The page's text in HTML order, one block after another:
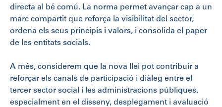
directa al bé comú. La norma permet avançar cap a un
marc compartit que reforça la visibilitat del sector,
ordena els seus principis i valors, i consolida el paper
de les entitats socials.
A més, considerem que la nova llei pot contribuir a
reforçar els canals de participació i diàleg entre el
tercer sector social i les administracions públiques,
especialment en el disseny, desplegament i avaluació